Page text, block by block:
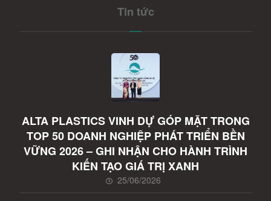
Tin tức
ALTA PLASTICS VINH DỰ GÓP MẶT TRONG
TOP 50 DOANH NGHIỆP PHÁT TRIỂN BỀN
VỮNG 2026 – GHI NHẬN CHO HÀNH TRÌNH
KIẾN TẠO GIÁ TRỊ XANH
25/06/2026